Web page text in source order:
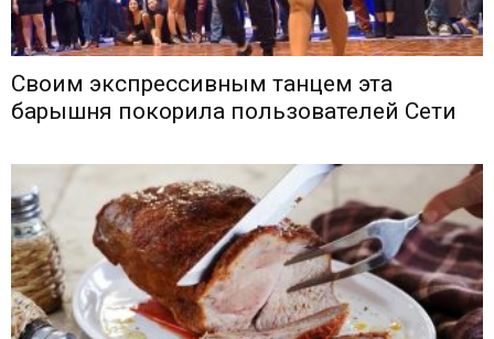
Своим экспрессивным танцем эта
барышня покорила пользователей Сети